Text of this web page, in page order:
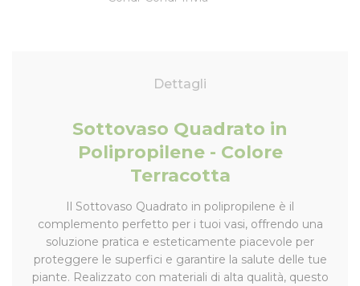
Dettagli
Sottovaso Quadrato in
Polipropilene - Colore
Terracotta
Il Sottovaso Quadrato in polipropilene è il
complemento perfetto per i tuoi vasi, offrendo una
soluzione pratica e esteticamente piacevole per
proteggere le superfici e garantire la salute delle tue
piante. Realizzato con materiali di alta qualità, questo